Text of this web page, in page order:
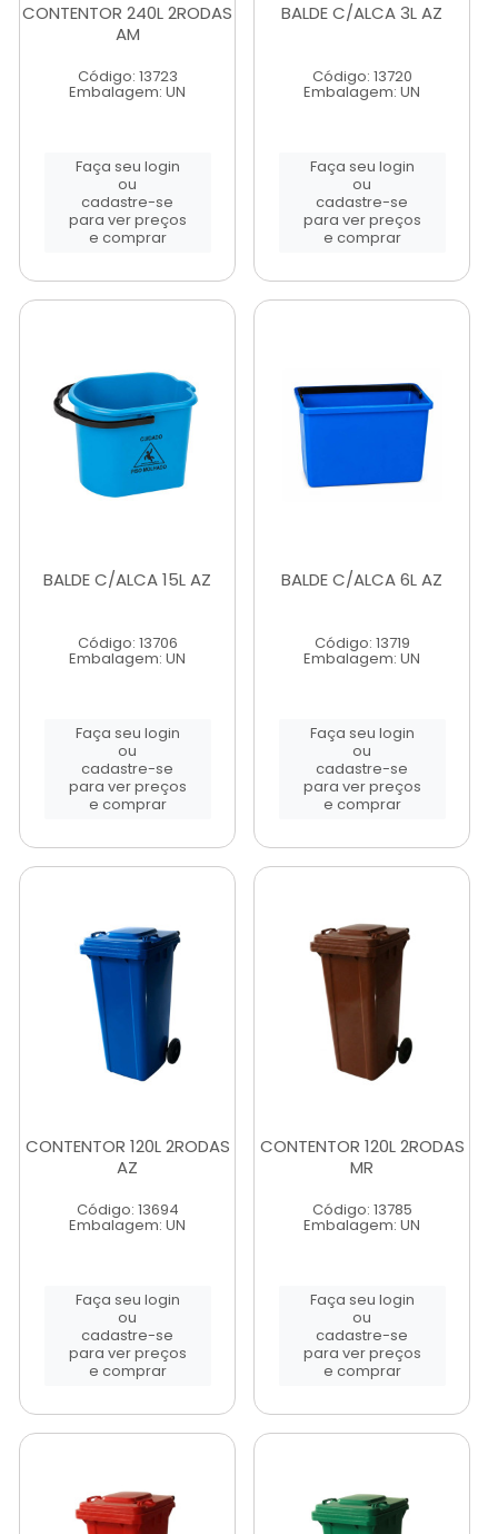
CONTENTOR 240L 2RODAS
AM
Código: 13723
Embalagem: UN
Faça seu login
ou
cadastre-se
para ver preços
e comprar
BALDE C/ALCA 3L AZ
Código: 13720
Embalagem: UN
Faça seu login
ou
cadastre-se
para ver preços
e comprar
BALDE C/ALCA 15L AZ
Código: 13706
Embalagem: UN
Faça seu login
ou
cadastre-se
para ver preços
e comprar
BALDE C/ALCA 6L AZ
Código: 13719
Embalagem: UN
Faça seu login
ou
cadastre-se
para ver preços
e comprar
CONTENTOR 120L 2RODAS
AZ
Código: 13694
Embalagem: UN
Faça seu login
ou
cadastre-se
para ver preços
e comprar
CONTENTOR 120L 2RODAS
MR
Código: 13785
Embalagem: UN
Faça seu login
ou
cadastre-se
para ver preços
e comprar